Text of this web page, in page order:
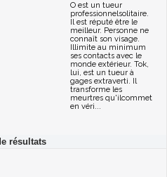
O est un tueur
professionnelsolitaire.
Il est réputé être le
meilleur. Personne ne
connaît son visage.
Illimite au minimum
ses contacts avec le
monde extérieur. Tok,
lui, est un tueur à
gages extraverti. Il
transforme les
meurtres qu'ilcommet
en véri...